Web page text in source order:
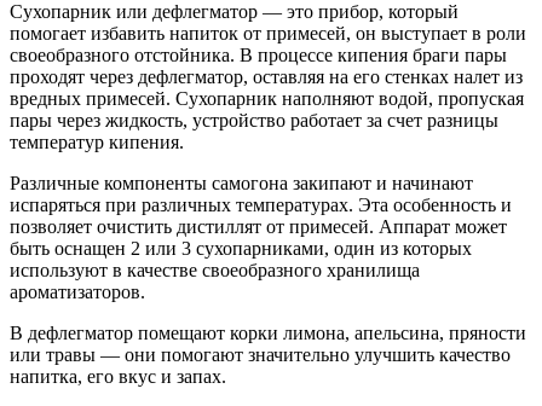
Сухопарник или дефлегматор — это прибор, который
помогает избавить напиток от примесей, он выступает в роли
своеобразного отстойника. В процессе кипения браги пары
проходят через дефлегматор, оставляя на его стенках налет из
вредных примесей. Сухопарник наполняют водой, пропуская
пары через жидкость, устройство работает за счет разницы
температур кипения.
Различные компоненты самогона закипают и начинают
испаряться при различных температурах. Эта особенность и
позволяет очистить дистиллят от примесей. Аппарат может
быть оснащен 2 или 3 сухопарниками, один из которых
используют в качестве своеобразного хранилища
ароматизаторов.
В дефлегматор помещают корки лимона, апельсина, пряности
или травы — они помогают значительно улучшить качество
напитка, его вкус и запах.